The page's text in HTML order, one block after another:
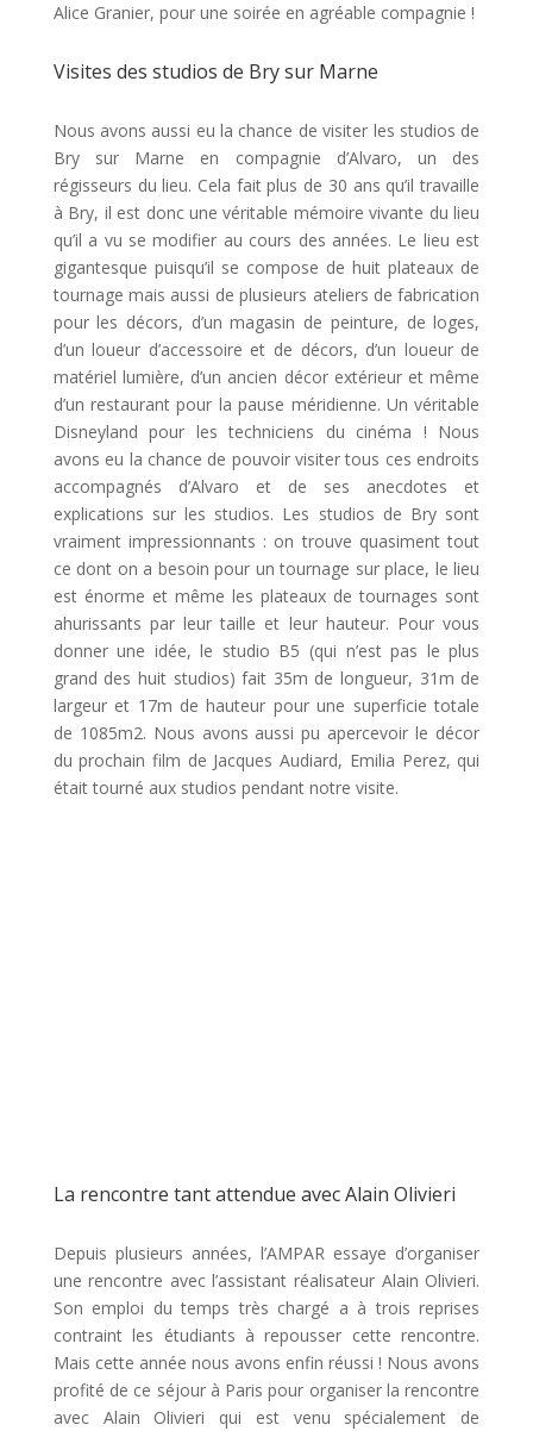
Alice Granier, pour une soirée en agréable compagnie !
Visites des studios de Bry sur Marne
Nous avons aussi eu la chance de visiter les studios de
Bry sur Marne en compagnie d’Alvaro, un des
régisseurs du lieu. Cela fait plus de 30 ans qu’il travaille
à Bry, il est donc une véritable mémoire vivante du lieu
qu’il a vu se modifier au cours des années. Le lieu est
gigantesque puisqu’il se compose de huit plateaux de
tournage mais aussi de plusieurs ateliers de fabrication
pour les décors, d’un magasin de peinture, de loges,
d’un loueur d’accessoire et de décors, d’un loueur de
matériel lumière, d’un ancien décor extérieur et même
d’un restaurant pour la pause méridienne. Un véritable
Disneyland pour les techniciens du cinéma ! Nous
avons eu la chance de pouvoir visiter tous ces endroits
accompagnés d’Alvaro et de ses anecdotes et
explications sur les studios. Les studios de Bry sont
vraiment impressionnants : on trouve quasiment tout
ce dont on a besoin pour un tournage sur place, le lieu
est énorme et même les plateaux de tournages sont
ahurissants par leur taille et leur hauteur. Pour vous
donner une idée, le studio B5 (qui n’est pas le plus
grand des huit studios) fait 35m de longueur, 31m de
largeur et 17m de hauteur pour une superficie totale
de 1085m2. Nous avons aussi pu apercevoir le décor
du prochain film de Jacques Audiard, Emilia Perez, qui
était tourné aux studios pendant notre visite.
La rencontre tant attendue avec Alain Olivieri
Depuis plusieurs années, l’AMPAR essaye d’organiser
une rencontre avec l’assistant réalisateur Alain Olivieri.
Son emploi du temps très chargé a à trois reprises
contraint les étudiants à repousser cette rencontre.
Mais cette année nous avons enfin réussi ! Nous avons
profité de ce séjour à Paris pour organiser la rencontre
avec Alain Olivieri qui est venu spécialement de